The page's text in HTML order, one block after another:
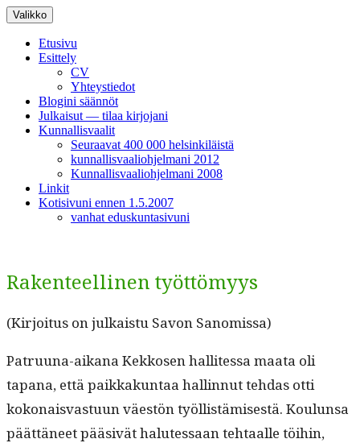
Siirry
sisältöön
Valikko
Etusivu
Esittely
CV
Yhteystiedot
Blogini säännöt
Julkaisut — tilaa kirjojani
Kunnallisvaalit
Seuraavat 400 000 helsinkiläistä
kunnallisvaaliohjelmani 2012
Kunnallisvaaliohjelmani 2008
Linkit
Kotisivuni ennen 1.5.2007
vanhat eduskuntasivuni
Rakenteellinen työttömyys
(Kir­joi­tus on julka­istu Savon Sanomissa)
Patru­u­na-aikana Kekkosen hal­lites­sa maa­ta oli
tapana, että paikkakun­taa hallinnut tehdas otti
kokon­ais­vas­tu­un väestön työl­listämis­es­tä. Koulun­sa
päät­täneet pää­sivät halutes­saan tehtaalle töi­hin,